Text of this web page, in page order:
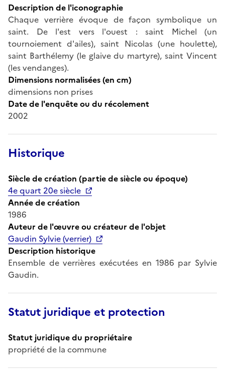
Description de l'iconographie
Chaque verrière évoque de façon symbolique un
saint. De l'est vers l'ouest : saint Michel (un
tournoiement d'ailes), saint Nicolas (une houlette),
saint Barthélemy (le glaive du martyre), saint Vincent
(les vendanges).
Dimensions normalisées (en cm)
dimensions non prises
Date de l'enquête ou du récolement
2002
Historique
Siècle de création (partie de siècle ou époque)
4e quart 20e siècle
Année de création
1986
Auteur de l'œuvre ou créateur de l'objet
Gaudin Sylvie (verrier)
Description historique
Ensemble de verrières exécutées en 1986 par Sylvie
Gaudin.
Statut juridique et protection
Statut juridique du propriétaire
propriété de la commune